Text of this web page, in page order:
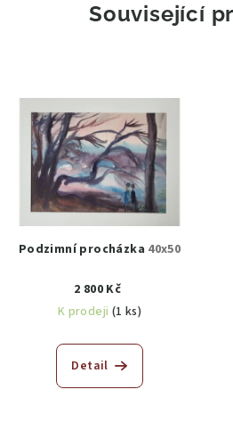
Související
Podzimní procházka 40x50
2 800 Kč
K prodeji (1 ks)
Detail